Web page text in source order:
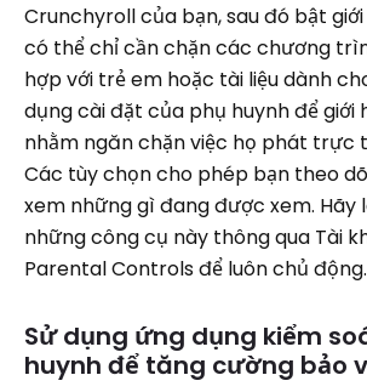
Crunchyroll của bạn, sau đó bật giới
có thể chỉ cần chặn các chương
hợp với trẻ em hoặc tài liệu dành
dụng cài đặt của phụ huynh để giới
nhằm ngăn chặn việc họ phát trực
Các tùy chọn cho phép bạn theo
xem những gì đang được xem. Hãy
những công cụ này thông qua Tài
Parental Controls để luôn chủ động.
Sử dụng ứng dụng kiểm
huynh để tăng cường bảo